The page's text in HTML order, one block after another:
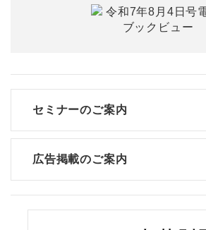
セミナーのご案内
広告掲載のご案内